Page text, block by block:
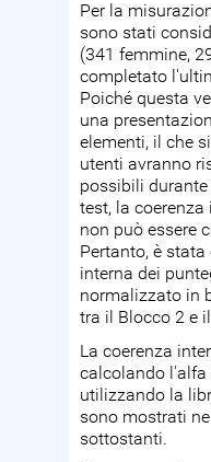
Per la
sono stati
(341 femmine,
completato
Poiché questa
una
elementi, il che
utenti avranno
possibili
test, la
non può essere
Pertanto, è
interna dei
normalizzato in
tra il Blocco 2 e
La coerenza
calcolando l'alfa
utilizzando la
sono mostrati
sottostanti.